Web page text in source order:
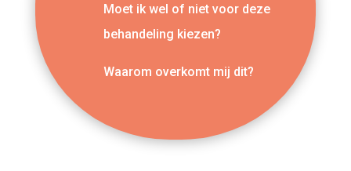
Moet ik wel of niet voor deze
behandeling kiezen?
Waarom overkomt mij dit?